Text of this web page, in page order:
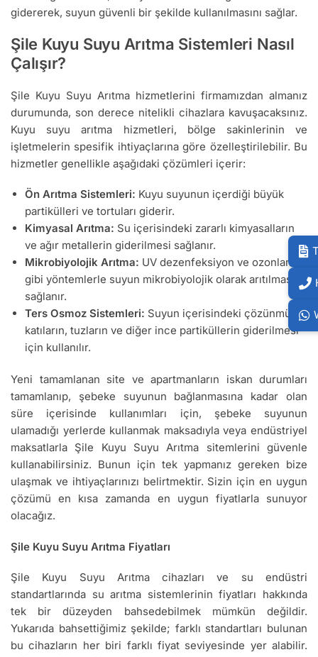
gidererek, suyun güvenli bir şekilde kullanılmasını sağlar.
Şile Kuyu Suyu Arıtma Sistemleri Nasıl
Çalışır?
Şile Kuyu Suyu Arıtma hizmetlerini firmamızdan almanız
durumunda, son derece nitelikli cihazlara kavuşacaksınız.
Kuyu suyu arıtma hizmetleri, bölge sakinlerinin ve
işletmelerin spesifik ihtiyaçlarına göre özelleştirilebilir. Bu
hizmetler genellikle aşağıdaki çözümleri içerir:
Ön Arıtma Sistemleri: Kuyu suyunun içerdiği büyük
partikülleri ve tortuları giderir.
Kimyasal Arıtma: Su içerisindeki zararlı kimyasalların
ve ağır metallerin giderilmesi sağlanır.
Mikrobiyolojik Arıtma: UV dezenfeksiyon ve ozonlama
gibi yöntemlerle suyun mikrobiyolojik olarak arıtılması
sağlanır.
Ters Osmoz Sistemleri: Suyun içerisindeki çözünmüş
katıların, tuzların ve diğer ince partiküllerin giderilmesi
için kullanılır.
Yeni tamamlanan site ve apartmanların iskan durumları
tamamlanıp, şebeke suyunun bağlanmasına kadar olan
süre içerisinde kullanımları için, şebeke suyunun
ulamadığı yerlerde kullanmak maksadıyla veya endüstriyel
maksatlarla Şile Kuyu Suyu Arıtma sitemlerini güvenle
kullanabilirsiniz. Bunun için tek yapmanız gereken bize
ulaşmak ve ihtiyaçlarınızı belirtmektir. Sizin için en uygun
çözümü en kısa zamanda en uygun fiyatlarla sunuyor
olacağız.
Şile Kuyu Suyu Arıtma Fiyatları
Şile Kuyu Suyu Arıtma cihazları ve su endüstri
standartlarında su arıtma sistemlerinin fiyatları hakkında
tek bir düzeyden bahsedebilmek mümkün değildir.
Yukarıda bahsettiğimiz şekilde; farklı standartları bulunan
bu cihazların her biri farklı fiyat seviyesinde yer alabilir.